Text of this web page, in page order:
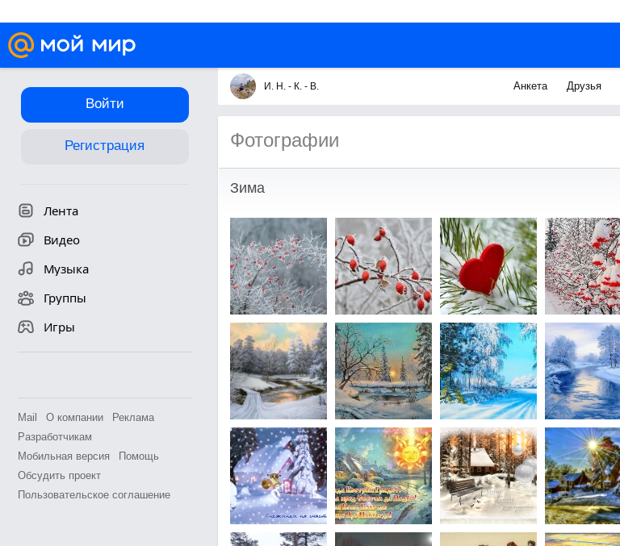
Войти
Регистрация
Лента
Видео
Музыка
Группы
Игры
Mail О компании
Реклама
Разработчикам
Мобильная версия
Помощь
Обсудить проект
Пользовательское соглашение
И. Н. - К. - В. Анкета Друзья
Фотографии
Зима